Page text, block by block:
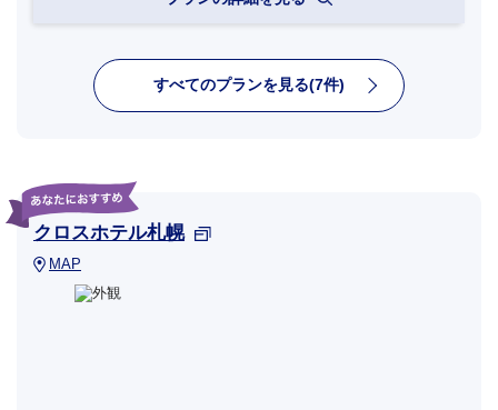
すべてのプランを見る(7件)
クロスホテル札幌
MAP